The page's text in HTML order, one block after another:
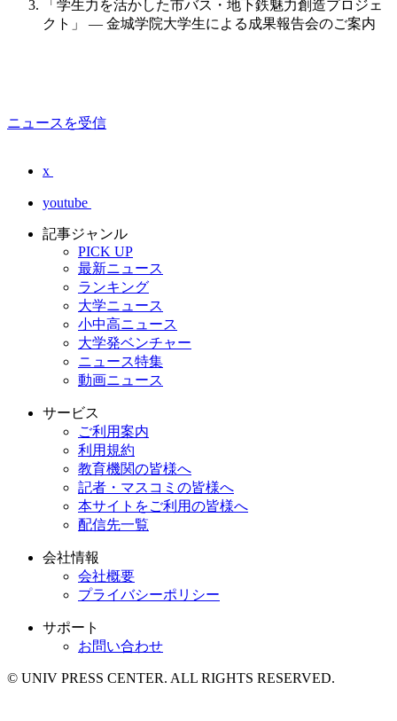
「学生力を活かした市バス・地下鉄魅力創造プロジェ
クト」 — 金城学院大学生による成果報告会のご案内
ニュースを受信
x
youtube
記事ジャンル
PICK UP
最新ニュース
ランキング
大学ニュース
小中高ニュース
大学発ベンチャー
ニュース特集
動画ニュース
サービス
ご利用案内
利用規約
教育機関の皆様へ
記者・マスコミの皆様へ
本サイトをご利用の皆様へ
配信先一覧
会社情報
会社概要
プライバシーポリシー
サポート
お問い合わせ
© UNIV PRESS CENTER. ALL RIGHTS RESERVED.